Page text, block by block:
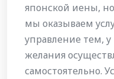
японской иены,
мы оказываем
управление тем,
желания
самостоятельно.